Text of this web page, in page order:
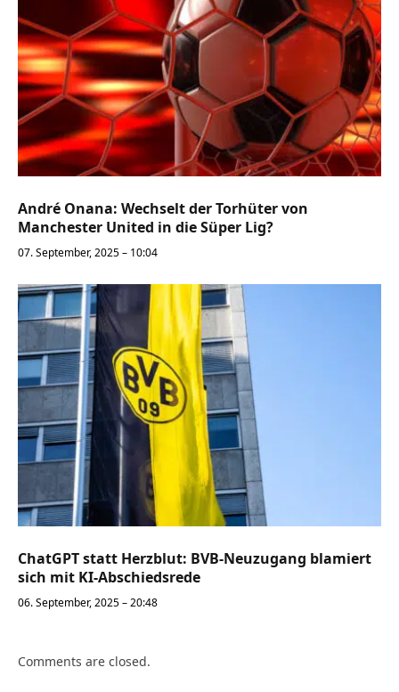
André Onana: Wechselt der Torhüter von
Manchester United in die Süper Lig?
07. September, 2025 – 10:04
ChatGPT statt Herzblut: BVB-Neuzugang blamiert
sich mit KI-Abschiedsrede
06. September, 2025 – 20:48
Comments are closed.